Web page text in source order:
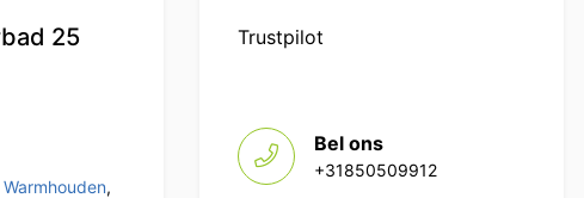
25
,
Trustpilot
Bel ons
+31850509912